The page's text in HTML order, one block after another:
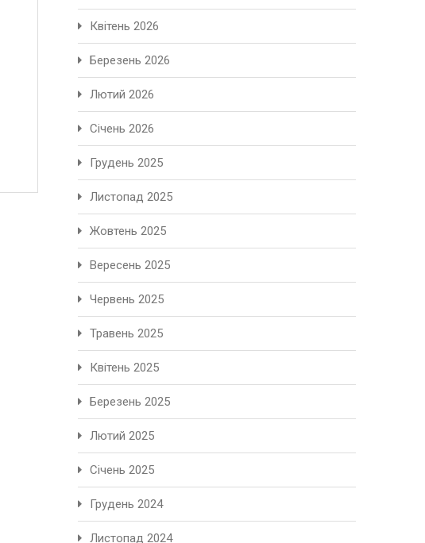
Квітень 2026
Березень 2026
Лютий 2026
Січень 2026
Грудень 2025
Листопад 2025
Жовтень 2025
Вересень 2025
Червень 2025
Травень 2025
Квітень 2025
Березень 2025
Лютий 2025
Січень 2025
Грудень 2024
Листопад 2024